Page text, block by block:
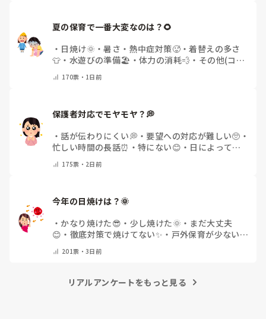
夏の保育で一番大変なのは？🌻
・ 日焼け🌞 ・暑さ・熱中症対策🥵・着替えの多さ
👕 ・ 水遊びの準備🏖️ ・ 体力の消耗💨 ・ その他(コメ
170票・ 1日前
保護者対応でモヤモヤ？💭
・話が伝わりにくい💭 ・ 要望への対応が難しい🥺 ・
忙しい時間の長話⏰ ・ 特にない😊 ・ 日によって違
175票・ 2日前
今年の日焼けは？🌞
・ かなり焼けた😎 ・ 少し焼けた🌞 ・ まだ大丈夫
😊 ・ 徹底対策で焼けてない✨ ・ 戸外保育が少ない
201票・3日前
リアルアンケートをもっと見る